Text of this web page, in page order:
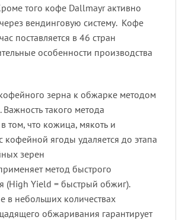
того кофе Dallmayr активно
вендинговую систему. Кофе
поставляется в 46 стран
особенности производства
зерна к обжарке методом
такого метода
том, что кожица, мякоть и
кофейной ягоды удаляется до этапа
зерен
метод быстрого
в небольших количествах
обжаривания гарантирует